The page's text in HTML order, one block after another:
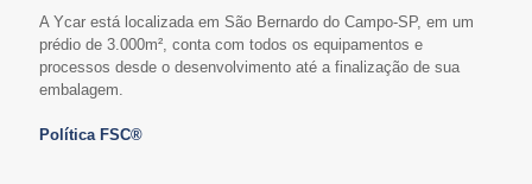
A Ycar está localizada em São Bernardo do Campo-SP, em um
prédio de 3.000m², conta com todos os equipamentos e
processos desde o desenvolvimento até a finalização de sua
embalagem.
Política FSC®